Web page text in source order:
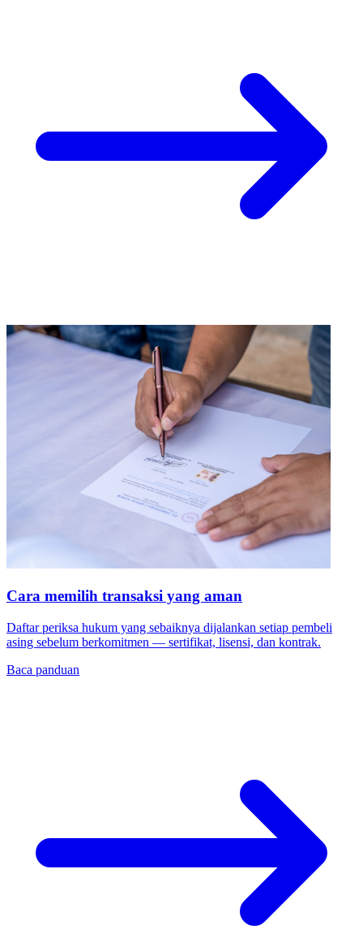
Cara memilih transaksi yang aman
Daftar periksa hukum yang sebaiknya dijalankan setiap pembeli
asing sebelum berkomitmen — sertifikat, lisensi, dan kontrak.
Baca panduan